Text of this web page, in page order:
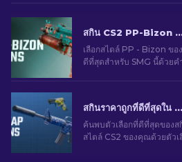
สกิน CS2 PP-Bizon
เลือกสไตล์ PP - Bizon ข
ดีที่สุดสำหรับ SMG นี้ด้วย
สกินราคาถูกที่ดีที่สุดใน CS2 [2026]
ค้นพบตัวเลือกที่ดีที่สุดของส
สไตล์ CS2 ของคุณด้วยตัวเ